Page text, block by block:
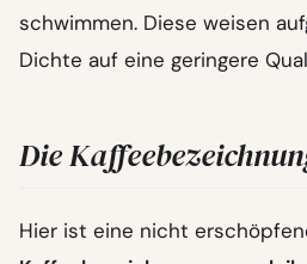
schwimmen. Diese weisen
Dichte auf eine geringere
Die
Hier ist eine nicht